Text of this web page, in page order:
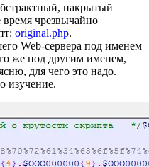
накрытый
чрезвычайно
original.php.
Web-сервера под именем
же под другим именем,
для чего это надо.
изучение.